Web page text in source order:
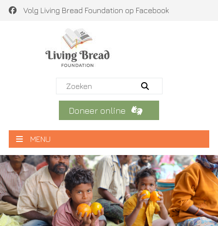
Volg Living Bread Foundation op Facebook
Doneer online
MENU